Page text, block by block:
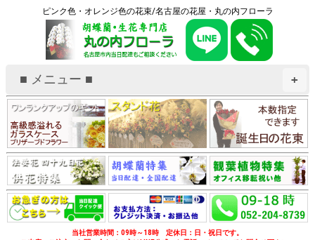
ピンク色・オレンジ色の花束/名古屋の花屋・丸の内フローラ
+
■ メニュー ■
当社営業時間：09時～18時 定休日：日・祝日です。